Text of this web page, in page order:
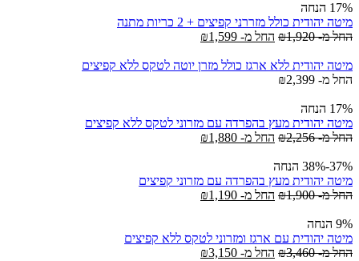
17% הנחה
מיטה יהודית כולל מזררני קפיצים + 2 כריות מתנה
החל מ-
₪1,920 החל מ- ₪1,599
מיטה יהודית ללא ארגז כולל מזרן יוטה לטקס ללא קפיצים
החל מ-
₪2,399
17% הנחה
מיטה יהודית מעץ בהפרדה עם מזרוני לטקס ללא קפיצים
החל מ-
₪2,256 החל מ- ₪1,880
37%-38% הנחה
מיטה יהודית מעץ בהפרדה עם מזרוני קפיצים
החל מ-
₪1,900 החל מ- ₪1,190
9% הנחה
מיטה יהודית עם ארגז ומזרוני לטקס ללא קפיצים
החל מ-
₪3,460 החל מ- ₪3,150